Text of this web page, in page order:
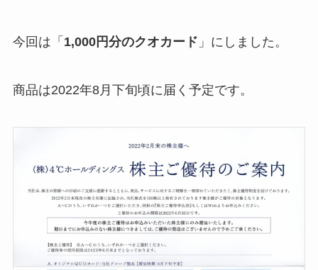
今回は「 1,000円分のクオカード 」にしました。
商品は2022年8月下旬頃に届く予定です。